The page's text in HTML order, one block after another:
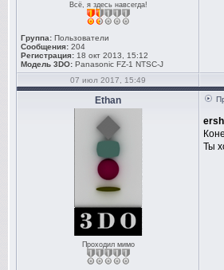
Всё, я здесь навсегда!
Группа: Пользователи
Сообщения: 204
Регистрация: 18 окт 2013, 15:12
Модель 3DO: Panasonic FZ-1 NTSC-J
07 июл 2017, 15:49
Ethan
Проходил мимо
ersh
Ты